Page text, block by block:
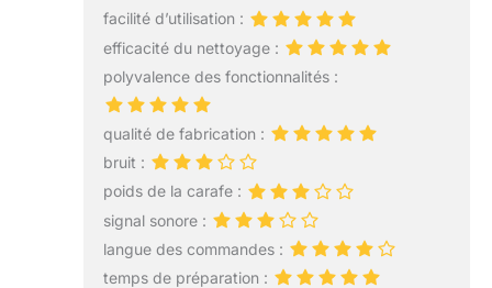
facilité d’utilisation :
efficacité du nettoyage :
polyvalence des fonctionnalités :
qualité de fabrication :
bruit :
poids de la carafe :
signal sonore :
langue des commandes :
temps de préparation :